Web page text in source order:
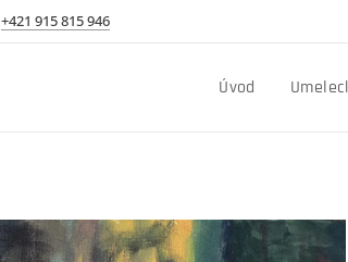
+421 915 815 946
Úvod